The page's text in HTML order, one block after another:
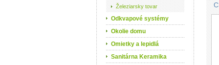
Železiarsky tovar
Odkvapové systémy
Okolie domu
Omietky a lepidlá
Sanitárna Keramika